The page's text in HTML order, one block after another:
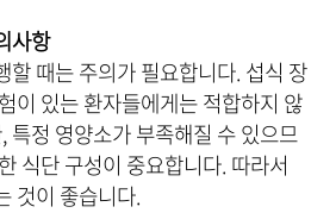
사항
할 때는 주의가 필요합니다. 섭식 장
이 있는 환자들에게는 적합하지 않
특정 영양소가 부족해질 수 있으므
식단 구성이 중요합니다. 따라서
것이 좋습니다.